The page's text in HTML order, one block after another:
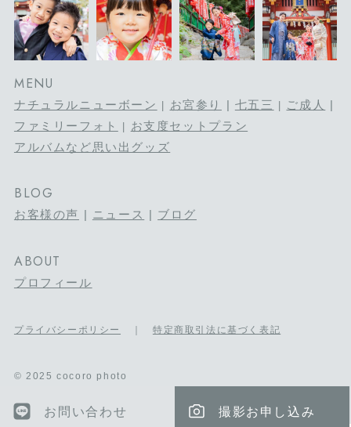
MENU
ナチュラルニューボーン お宮参り 七五三 ご成人
ファミリーフォト
お支度セットプラン
アルバムなど思い出グッズ
BLOG
お客様の声 ニュース ブログ
ABOUT
プロフィール
プライバシーポリシー ｜ 特定商取引法に基づく表記
© 2025 cocoro photo
お問い合わせ 撮影お申し込み